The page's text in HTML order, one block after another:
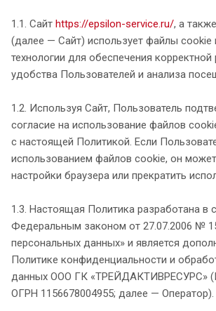
1.1. Сайт https://epsilon-service.ru/, а
(далее — Сайт) использует файлы cookie
технологии для обеспечения
удобства Пользователей и анализа
1.2. Используя Сайт, Пользователь
согласие на использование файлов
с настоящей Политикой. Если
использованием файлов cookie, он
настройки браузера или прекратить
1.3. Настоящая Политика разработана в
Федеральным законом от 27.07.2006 №
персональных данных» и является
Политике конфиденциальности и
данных ООО ГК «ТРЕЙДАКТИВРЕСУРС»
ОГРН 1156678004955; далее — Оператор).